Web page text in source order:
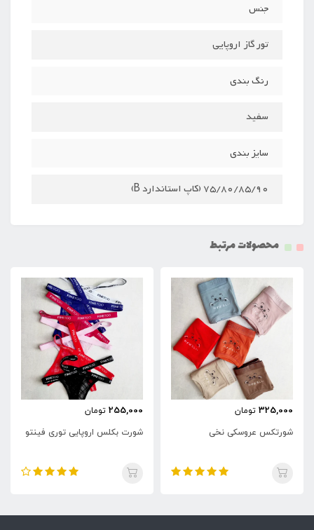
جنس
تور گاز اروپایی
رنگ بندی
سفید
سایز بندی
75/80/85/90 (کاپ استاندارد B)
محصولات مرتبط
325,000 تومان
شورتکس عروسکی نخی
255,000 تومان
شورت بکلس اروپایی توری فینتو